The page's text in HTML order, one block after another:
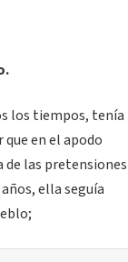
los tiempos, tenía
en el apodo
de las pretensiones
ella seguía